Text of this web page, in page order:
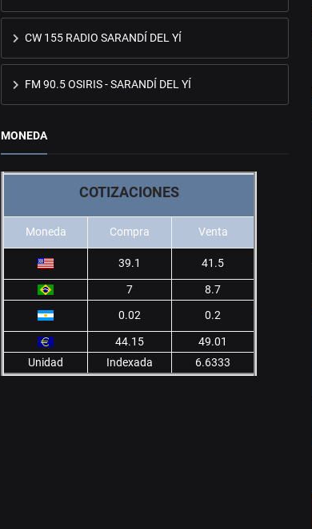
CW 155 RADIO SARANDÍ DEL YÍ
FM 90.5 OSIRIS - SARANDÍ DEL YÍ
MONEDA
COTIZACIONES
Moneda Compra Venta
39.1 41.5
7
8.7
0.02
0.2
44.15
49.01
Unidad
Indexada 6.6333